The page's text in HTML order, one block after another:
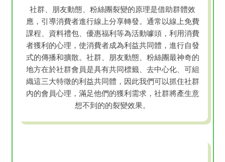
社群、朋友動態、粉絲團裂變的原理是借助群體效
應，引導消費者進行線上分享轉發。通常以線上免費
課程、資料禮包、優惠福利等為活動噱頭，利用消費
者獲利的心理，使消費者成為利益共同體，進行自發
式的傳播和擴散。社群、朋友動態、粉絲團最神奇的
地方在於社群會員是具有共同標籤、去中心化、可組
織這三大特徵的利益共同體，因此我們可以抓住社群
內的會員心理，滿足他們的獲利需求，社群將產生意
想不到的的裂變效果。